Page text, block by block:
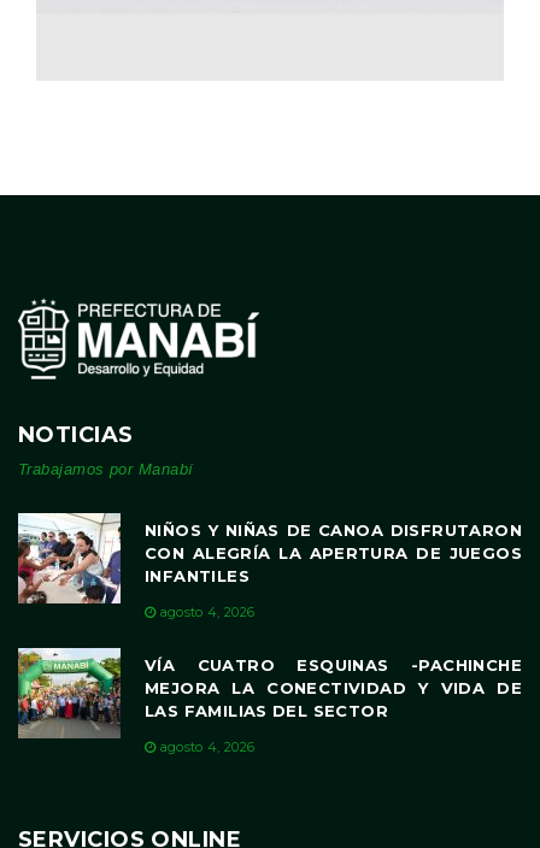
NOTICIAS
Trabajamos por Manabí
NIÑOS Y NIÑAS DE CANOA DISFRUTARON
CON ALEGRÍA LA APERTURA DE JUEGOS
INFANTILES
agosto 4, 2026
VÍA CUATRO ESQUINAS -PACHINCHE
MEJORA LA CONECTIVIDAD Y VIDA DE
LAS FAMILIAS DEL SECTOR
agosto 4, 2026
SERVICIOS ONLINE